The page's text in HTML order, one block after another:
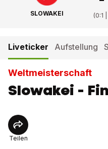
SLOWAKEI (0:1
Liveticker Aufstellung
Weltmeisterschaft
Slowakei -
Teilen